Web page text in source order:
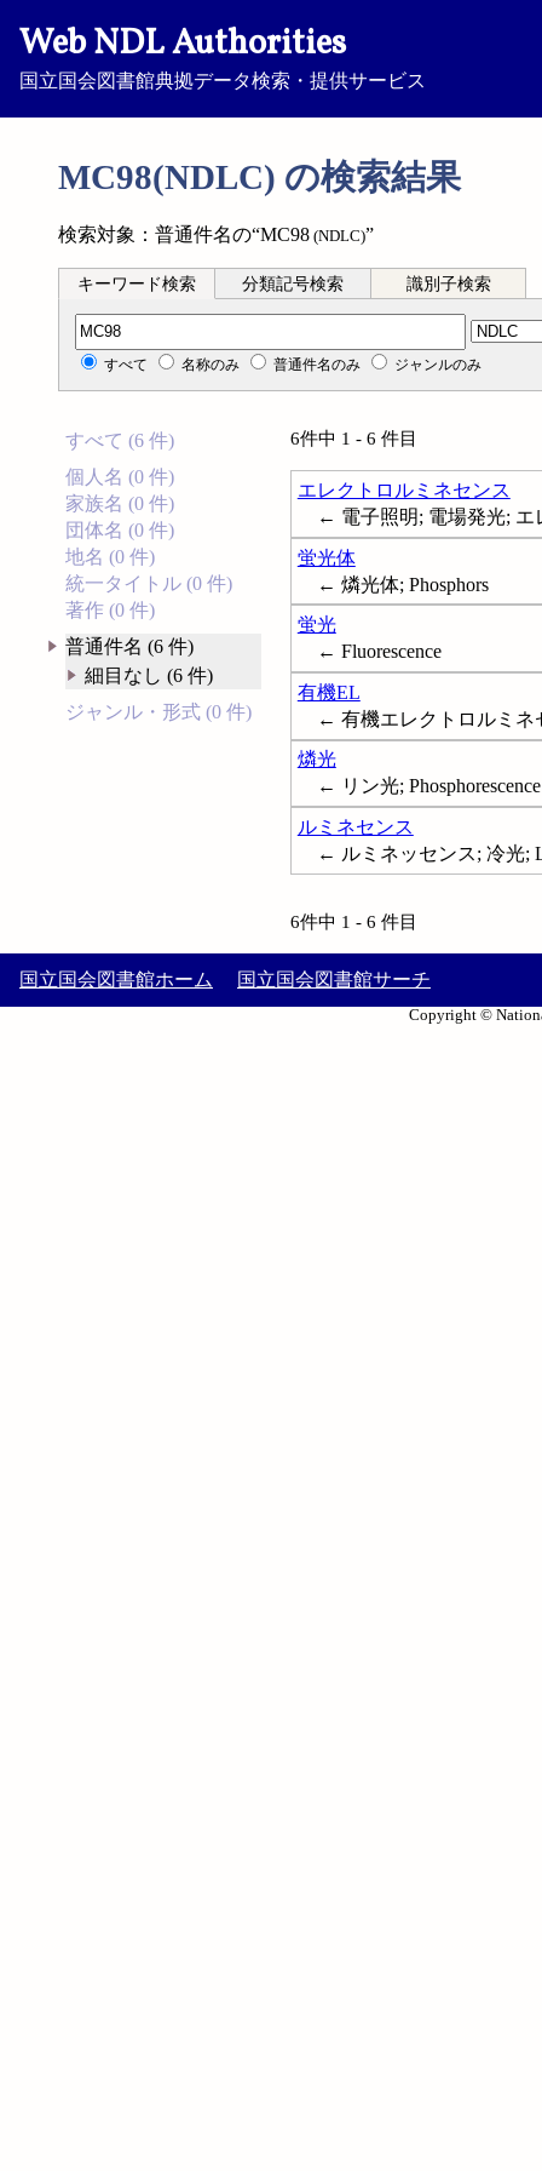
Web NDL Authorities
国立国会図書館典拠データ検索・提供サービス
MC98(NDLC) の検索結果
検索対象：普通件名の“MC98 (NDLC)”
キーワード検索 分類記号検索 識別子検索
分類記号検索
すべて 名称のみ 普通件名のみ ジャンルのみ
すべて (6 件)
個人名 (0 件)
家族名 (0 件)
団体名 (0 件)
地名 (0 件)
統一タイトル (0 件)
著作 (0 件)
普通件名 (6 件)
細目なし (6 件)
ジャンル・形式 (0 件)
6件中 1 - 6 件目
エレクトロルミネセンス
← 電子照明; 電場発光; エ
蛍光体
← 燐光体; Phosphors
蛍光
← Fluorescence
有機EL
← 有機エレクトロルミネ
燐光
← リン光; Phosphorescence
ルミネセンス
← ルミネッセンス; 冷光;
6件中 1 - 6 件目
国立国会図書館ホーム 国立国会図書館サーチ
Copyright ©